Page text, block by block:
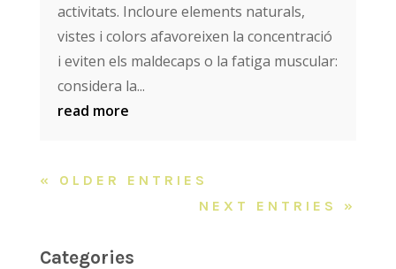
activitats. Incloure elements naturals,
vistes i colors afavoreixen la concentració
i eviten els maldecaps o la fatiga muscular:
considera la...
read more
« OLDER ENTRIES
NEXT ENTRIES »
Categories